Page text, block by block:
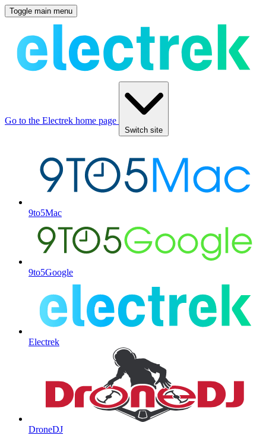
Toggle main menu
Go to the Electrek home page
Switch site
9to5Mac
9to5Google
Electrek
DroneDJ